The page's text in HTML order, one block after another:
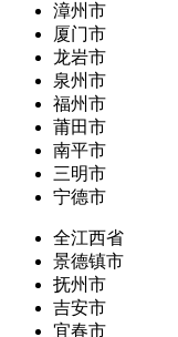
漳州市
厦门市
龙岩市
泉州市
福州市
莆田市
南平市
三明市
宁德市
全江西省
景德镇市
抚州市
吉安市
宜春市